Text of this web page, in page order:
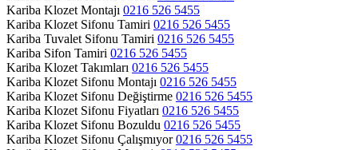
Kariba Klozet Montajı 0216 526 5455
Kariba Klozet Sifonu Tamiri 0216 526 5455
Kariba Tuvalet Sifonu Tamiri 0216 526 5455
Kariba Sifon Tamiri 0216 526 5455
Kariba Klozet Takımları 0216 526 5455
Kariba Klozet Sifonu Montajı 0216 526 5455
Kariba Klozet Sifonu Değiştirme 0216 526 5455
Kariba Klozet Sifonu Fiyatları 0216 526 5455
Kariba Klozet Sifonu Bozuldu 0216 526 5455
Kariba Klozet Sifonu Çalışmıyor0216 526 5455